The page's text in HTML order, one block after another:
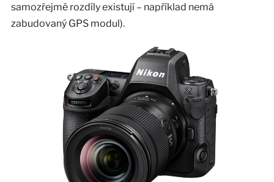
samozřejmě rozdíly existují – například nemá
zabudovaný GPS modul).